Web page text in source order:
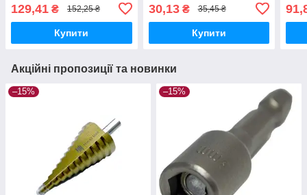
129,41 ₴ 152,25 ₴
Купити
30,13₴ 35,45 ₴
Купити
Акційні пропозиції та новинки
–15% –15%